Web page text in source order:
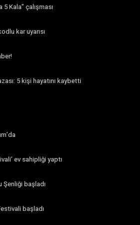
Kala” çalışması
kar uyarısı
5 kişi hayatını kaybetti
ev sahipliği yaptı
Şenliği başladı
başladı